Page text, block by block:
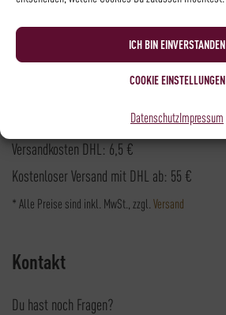
ICH BIN EINVERSTANDEN
COOKIE EINSTELLUNGEN
DatenschutzImpressum
Versandpartner
Versandkosten DHL: 6,5 €
Kostenloser Versand mit DHL ab: 55 €
* Alle Preise sind inkl. MwSt., zzgl. Versand
Kontakt
Du hast noch Fragen?